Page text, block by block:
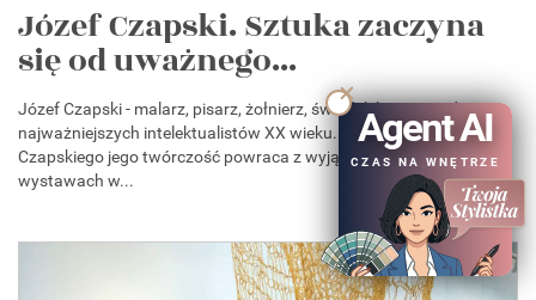
Józef Czapski. Sztuka zaczyna
się od uważnego...
Józef Czapski - malarz, pisarz, żołnierz, świadek historii i jeden z
najważniejszych intelektualistów XX wieku. W Roku Józefa
Czapskiego jego twórczość powraca z wyjątkową siłą, na
wystawach w...
Agent AI
CZAS NA WNĘTRZE